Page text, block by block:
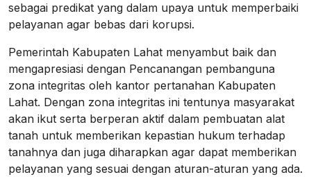
sebagai predikat yang dalam upaya untuk memperbaiki
pelayanan agar bebas dari korupsi.
Pemerintah Kabupaten Lahat menyambut baik dan
mengapresiasi dengan Pencanangan pembanguna
zona integritas oleh kantor pertanahan Kabupaten
Lahat. Dengan zona integritas ini tentunya masyarakat
akan ikut serta berperan aktif dalam pembuatan alat
tanah untuk memberikan kepastian hukum terhadap
tanahnya dan juga diharapkan agar dapat memberikan
pelayanan yang sesuai dengan aturan-aturan yang ada.